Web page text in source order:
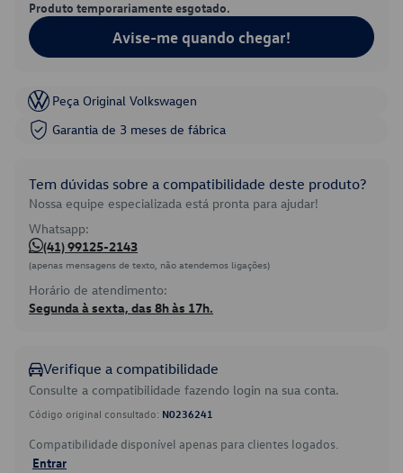
Produto temporariamente esgotado.
Avise-me quando chegar!
Peça Original Volkswagen
Garantia de 3 meses de fábrica
Tem dúvidas sobre a compatibilidade deste produto?
Nossa equipe especializada está pronta para ajudar!
Whatsapp:
(41) 99125-2143
(apenas mensagens de texto, não atendemos ligações)
Horário de atendimento:
Segunda à sexta, das 8h às 17h.
Verifique a compatibilidade
Consulte a compatibilidade fazendo login na sua conta.
Código original consultado: N0236241
Compatibilidade disponível apenas para clientes logados.
Entrar